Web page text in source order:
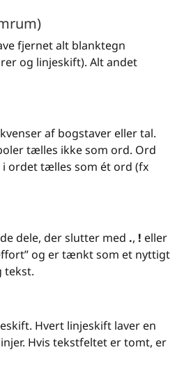
fjernet alt blanktegn
og linjeskift). Alt andet
af bogstaver eller tal.
tælles ikke som ord. Ord
ordet tælles som ét ord (fx
dele, der slutter med ., ! eller
og er tænkt som et nyttigt
tekst.
Hvert linjeskift laver en
Hvis tekstfeltet er tomt, er